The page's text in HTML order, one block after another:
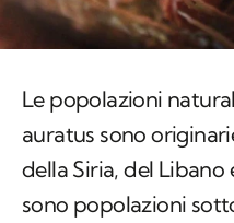
Le popolazioni
auratus sono
della Siria, del Libano
sono popolazioni